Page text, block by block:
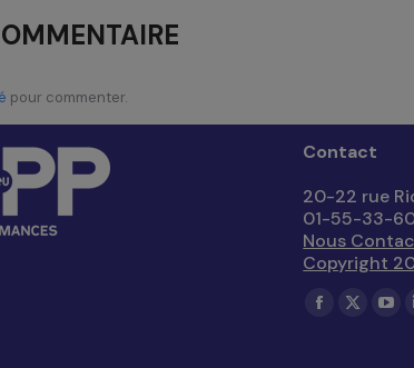
pour commenter.
Contact
20-22 rue
01-55-33-
Nous
Copyright
Trouvez
La
La
La